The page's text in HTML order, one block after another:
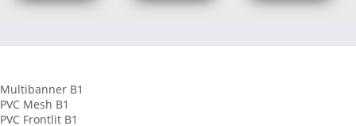
Multibanner B1
PVC Mesh B1
PVC Frontlit B1